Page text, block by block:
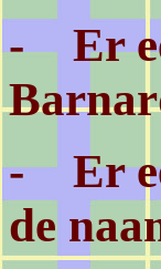
- Er
- Er
de